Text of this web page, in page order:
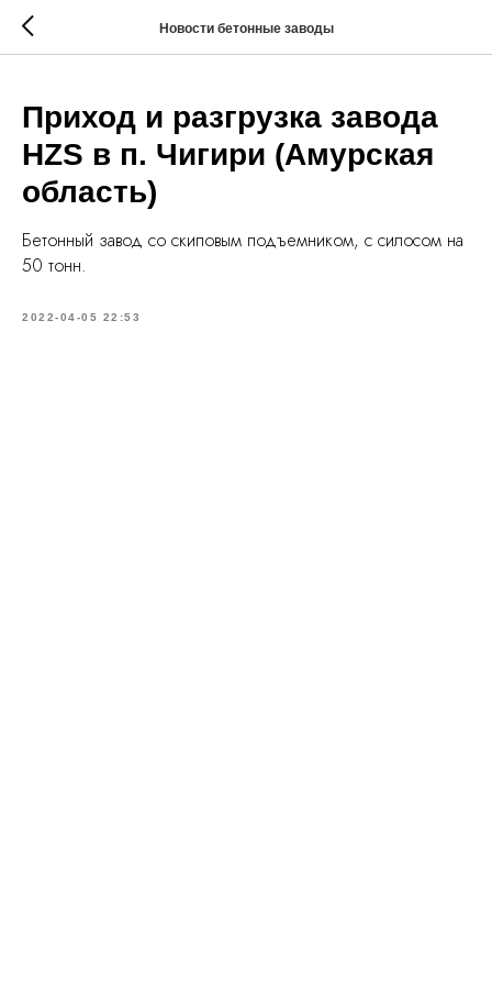
Новости бетонные заводы
Приход и разгрузка завода
HZS в п. Чигири (Амурская
область)
Бетонный завод со скиповым подъемником, с силосом на
50 тонн.
2022-04-05 22:53